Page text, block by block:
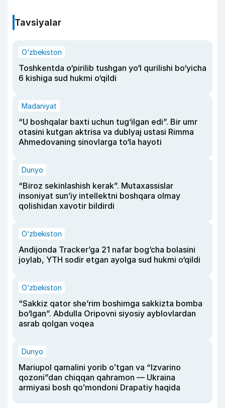
Tavsiyalar
O‘zbekiston
Toshkentda o‘pirilib tushgan yo‘l qurilishi bo‘yicha
6 kishiga sud hukmi o‘qildi
Madaniyat
“U boshqalar baxti uchun tug‘ilgan edi”. Bir umr
otasini kutgan aktrisa va dublyaj ustasi Rimma
Ahmedovaning sinovlarga to‘la hayoti
Dunyo
“Biroz sekinlashish kerak”. Mutaxassislar
insoniyat sun’iy intellektni boshqara olmay
qolishidan xavotir bildirdi
O‘zbekiston
Andijonda Tracker’ga 21 nafar bog‘cha bolasini
joylab, YTH sodir etgan ayolga sud hukmi o‘qildi
O‘zbekiston
“Sakkiz qator she’rim boshimga sakkizta bomba
bo‘lgan”. Abdulla Oripovni siyosiy ayblovlardan
asrab qolgan voqea
Dunyo
Mariupol qamalini yorib oʻtgan va “Izvarino
qozoni”dan chiqqan qahramon — Ukraina
armiyasi bosh qoʻmondoni Drapatiy haqida